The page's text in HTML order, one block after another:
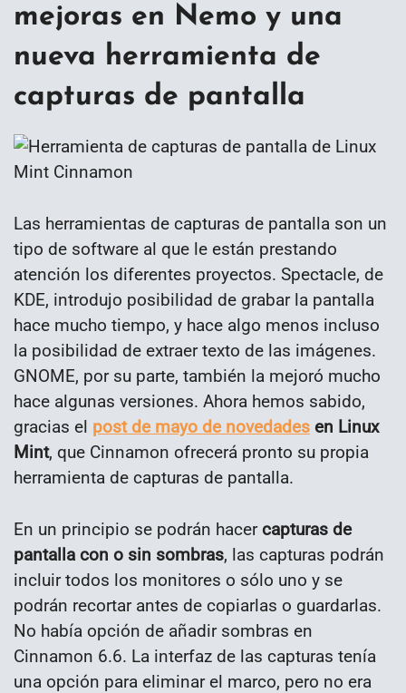
mejoras en Nemo y una
nueva herramienta de
capturas de pantalla
Las herramientas de capturas de pantalla son un
tipo de software al que le están prestando
atención los diferentes proyectos. Spectacle, de
KDE, introdujo posibilidad de grabar la pantalla
hace mucho tiempo, y hace algo menos incluso
la posibilidad de extraer texto de las imágenes.
GNOME, por su parte, también la mejoró mucho
hace algunas versiones. Ahora hemos sabido,
gracias el post de mayo de novedades en Linux
Mint, que Cinnamon ofrecerá pronto su propia
herramienta de capturas de pantalla.
En un principio se podrán hacercapturas de
pantalla con o sin sombras, las capturas podrán
incluir todos los monitores o sólo uno y se
podrán recortar antes de copiarlas o guardarlas.
No había opción de añadir sombras en
Cinnamon 6.6. La interfaz de las capturas tenía
una opción para eliminar el marco, pero no era